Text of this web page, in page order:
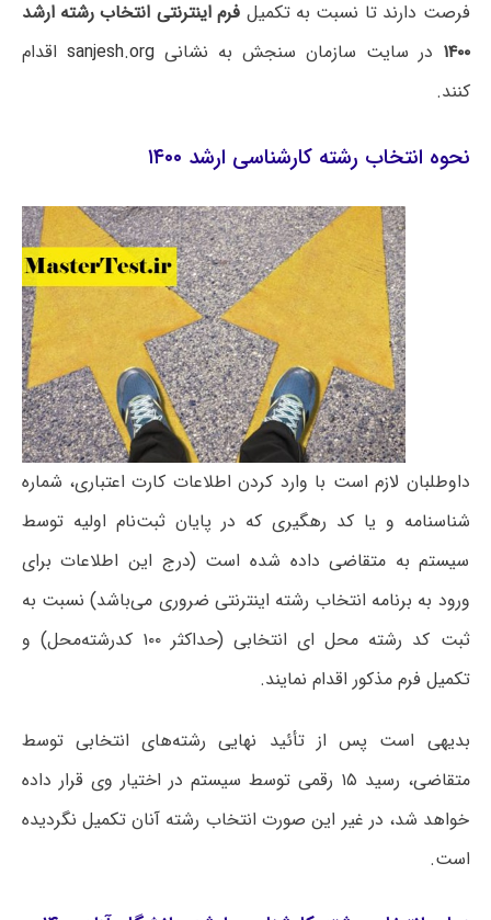
فرصت دارند تا نسبت به تکمیل فرم اینترنتی انتخاب رشته ارشد
۱۴۰۰ در سایت سازمان سنجش به نشانیsanjesh.org اقدام
کنند.
نحوه انتخاب رشته کارشناسی ارشد ۱۴۰۰
داوطلبان لازم است با وارد کردن اطلاعات کارت اعتباری، شماره
شناسنامه و یا کد رهگیری که در پایان ثبت‌نام اولیه توسط
سیستم به متقاضی داده شده است (درج این اطلاعات برای
ورود به برنامه انتخاب رشته اینترنتی ضروری می‌باشد) نسبت به
ثبت کد رشته محل ای انتخابی (حداکثر ۱۰۰ کدرشته‌محل) و
تکمیل فرم مذکور اقدام نمایند.
بدیهی است پس از تأئید نهایی رشته‌های انتخابی توسط
متقاضی، رسید ۱۵ رقمی توسط سیستم در اختیار وی قرار داده
خواهد شد، در غیر این صورت انتخاب رشته آنان تکمیل نگردیده
است.